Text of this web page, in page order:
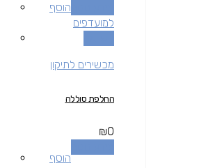
הוסף
למועדפים
מכשירים לתיקון
החלפת סוללה
₪0
הוסף